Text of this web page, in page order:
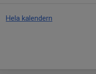
Hela kalendern